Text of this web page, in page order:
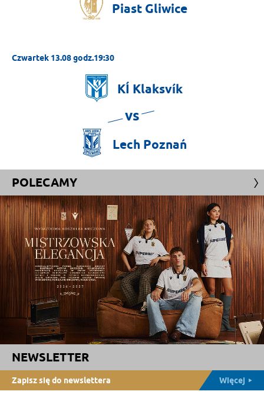
Piast Gliwice
Czwartek 13.08 godz.19:30
KÍ Klaksvík
vs
Lech Poznań
POLECAMY
NEWSLETTER
Zapisz się do newslettera Więcej